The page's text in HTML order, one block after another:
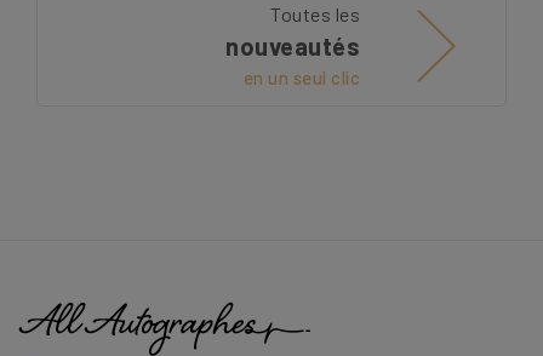
Toutes les
nouveautés
en un seul clic